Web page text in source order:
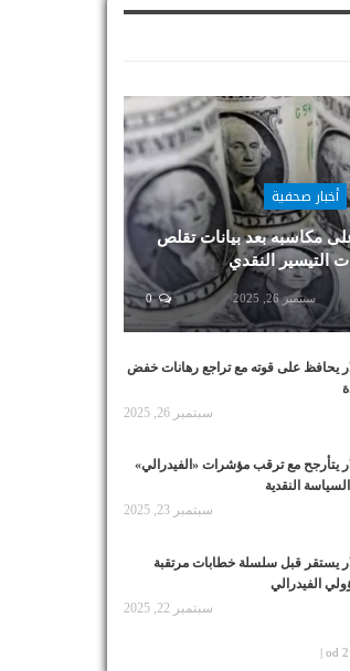
أخبار صحفية
مكاسبه بعد بيانات تقلص
التيسير النقدي
سبتمبر 26, 2025 0
يحافظ على قوته مع تراجع رهانات خفض
سبتمبر 26, 2025
يتأرجح مع ترقب مؤشرات «الفيدرالي»
النقدية
سبتمبر 23, 2025
يستقر قبل سلسلة خطابات مرتقبة
الفيدرالي
سبتمبر 22, 2025